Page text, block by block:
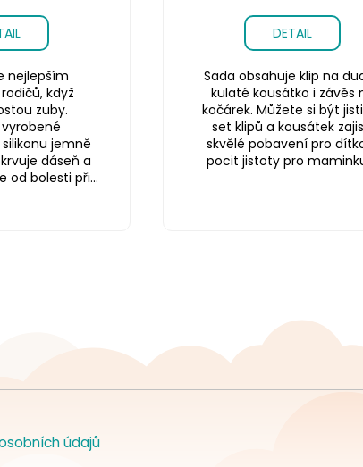
nejlepším
když
zuby.
jemně
dáseň a
od bolesti při...
DETAIL
Sada obsahuje klip na
kulaté kousátko i závěs
kočárek. Můžete si být
set klipů a kousátek
skvělé pobavení pro
pocit jistoty pro
údajů